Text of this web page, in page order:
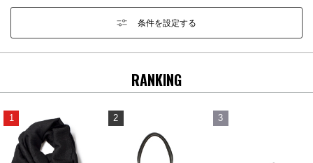
条件を設定する
RANKING
1 2 3